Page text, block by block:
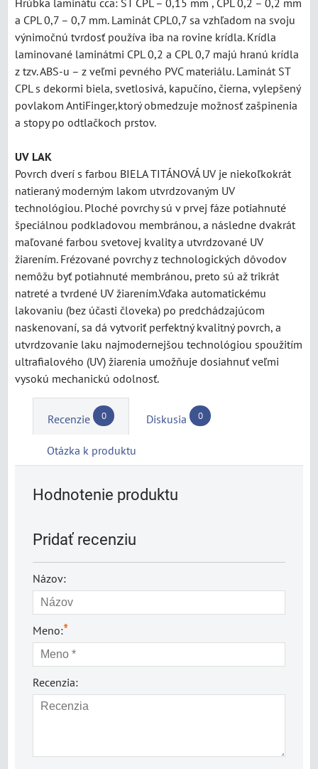
a CPL 0,7 – 0,7 mm. Laminát CPL0,7 sa vzhľadom na svoju
výnimočnú tvrdosť používa iba na rovine krídla. Krídla
laminované laminátmi CPL 0,2 a CPL 0,7 majú hranú krídla
z tzv. ABS-u – z veľmi pevného PVC materiálu. Laminát ST
CPL s dekormi biela, svetlosivá, kapučíno, čierna, vylepšený
povlakom AntiFinger,ktorý obmedzuje možnosť zašpinenia
a stopy po odtlačkoch prstov.
UV LAK
Povrch dverí s farbou BIELA TITÁNOVÁ UV je niekoľkokrát
natieraný moderným lakom utvrdzovaným UV
technológiou. Ploché povrchy sú v prvej fáze potiahnuté
špeciálnou podkladovou membránou, a následne dvakrát
maľované farbou svetovej kvality a utvrdzované UV
žiarením. Frézované povrchy z technologických dôvodov
nemôžu byť potiahnuté membránou, preto sú až trikrát
natreté a tvrdené UV žiarením.Vďaka automatickému
lakovaniu (bez účasti človeka) po predchádzajúcom
naskenovaní, sa dá vytvoriť perfektný kvalitný povrch, a
utvrdzovanie laku najmodernejšou technológiou spoužitím
ultrafialového (UV) žiarenia umožňuje dosiahnuť veľmi
vysokú mechanickú odolnosť.
Recenzie 0 Diskusia 0
Otázka k produktu
Hodnotenie produktu
Pridať recenziu
Názov:
Meno:*
Recenzia: